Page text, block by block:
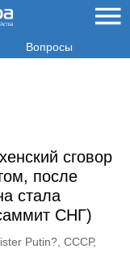
Вопросы
сговор
после
стала
СНГ)
Putin? СССР,